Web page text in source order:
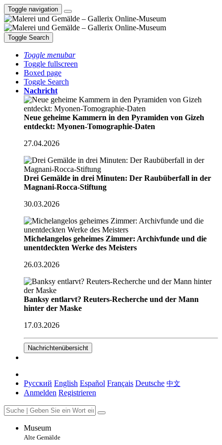
Toggle navigation
Toggle Search
Toggle menubar
Toggle fullscreen
Boxed page
Toggle Search
Nachricht
Neue geheime Kammern in den Pyramiden von Gizeh
entdeckt: Myonen-Tomographie-Daten
27.04.2026
Drei Gemälde in drei Minuten: Der Raubüberfall in der
Magnani-Rocca-Stiftung
30.03.2026
Michelangelos geheimes Zimmer: Archivfunde und die
unentdeckten Werke des Meisters
26.03.2026
Banksy entlarvt? Reuters-Recherche und der Mann
hinter der Maske
17.03.2026
Nachrichtenübersicht
Русский English Español Français Deutsche 中文
Anmelden Registrieren
Museum
Alte Gemälde